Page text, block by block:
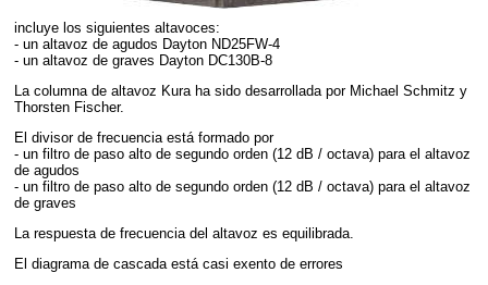
incluye los siguientes altavoces:
- un altavoz de agudos Dayton ND25FW-4
- un altavoz de graves Dayton DC130B-8
La columna de altavoz Kura ha sido desarrollada por Michael Schmitz y
Thorsten Fischer.
El divisor de frecuencia está formado por
- un filtro de paso alto de segundo orden (12 dB / octava) para el altavoz
de agudos
- un filtro de paso alto de segundo orden (12 dB / octava) para el altavoz
de graves
La respuesta de frecuencia del altavoz es equilibrada.
El diagrama de cascada está casi exento de errores